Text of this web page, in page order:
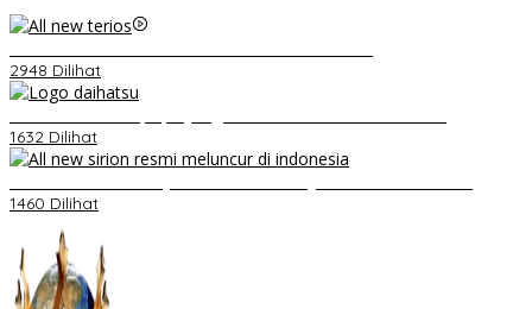
2948 Dilihat
1632 Dilihat
1460 Dilihat